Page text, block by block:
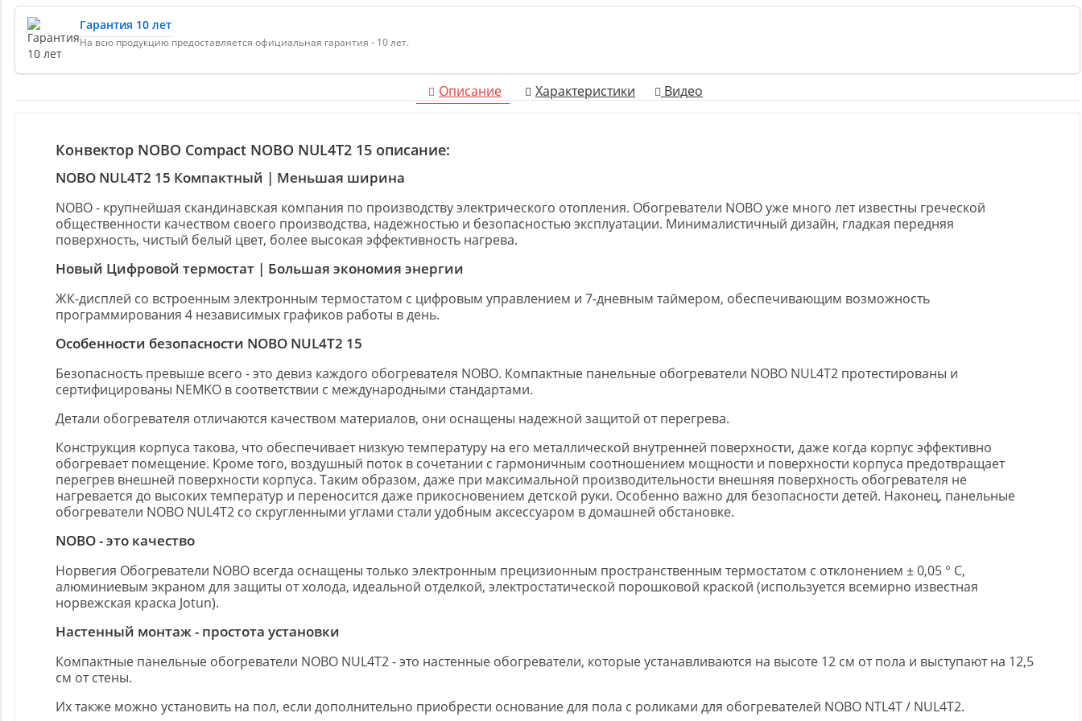
Гарантия 10 лет
На всю продукцию предоставляется официальная гарантия - 10 лет.
Описание Характеристики Видео
Конвектор NOBO Compact ΝΟΒΟ NUL4T2 15 описание:
ΝΟΒΟ NUL4T2 15 Компактный | Меньшая ширина
NOBO - крупнейшая скандинавская компания по производству электрического отопления. Обогреватели NOBO уже много лет известны греческой
общественности качеством своего производства, надежностью и безопасностью эксплуатации. Минималистичный дизайн, гладкая передняя
поверхность, чистый белый цвет, более высокая эффективность нагрева.
Новый Цифровой термостат | Большая экономия энергии
ЖК-дисплей со встроенным электронным термостатом с цифровым управлением и 7-дневным таймером, обеспечивающим возможность
программирования 4 независимых графиков работы в день.
Особенности безопасности NOBO NUL4T2 15
Безопасность превыше всего - это девиз каждого обогревателя NOBO. Компактные панельные обогреватели NOBO NUL4T2 протестированы и
сертифицированы NEMKO в соответствии с международными стандартами.
Детали обогревателя отличаются качеством материалов, они оснащены надежной защитой от перегрева.
Конструкция корпуса такова, что обеспечивает низкую температуру на его металлической внутренней поверхности, даже когда корпус эффективно
обогревает помещение. Кроме того, воздушный поток в сочетании с гармоничным соотношением мощности и поверхности корпуса предотвращает
перегрев внешней поверхности корпуса. Таким образом, даже при максимальной производительности внешняя поверхность обогревателя не
нагревается до высоких температур и переносится даже прикосновением детской руки. Особенно важно для безопасности детей. Наконец, панельные
обогреватели NOBO NUL4T2 со скругленными углами стали удобным аксессуаром в домашней обстановке.
NOBO - это качество
Норвегия Обогреватели NOBO всегда оснащены только электронным прецизионным пространственным термостатом с отклонением ± 0,05 ° C,
алюминиевым экраном для защиты от холода, идеальной отделкой, электростатической порошковой краской (используется всемирно известная
норвежская краска Jotun).
Настенный монтаж - простота установки
Компактные панельные обогреватели NOBO NUL4T2 - это настенные обогреватели, которые устанавливаются на высоте 12 см от пола и выступают на 12,5
см от стены.
Их также можно установить на пол, если дополнительно приобрести основание для пола с роликами для обогревателей NOBO NTL4T / NUL4T2.